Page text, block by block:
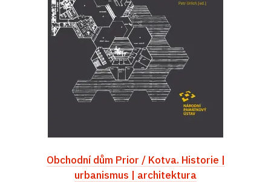
Obchodní dům Prior / Kotva. Historie |
urbanismus | architektura